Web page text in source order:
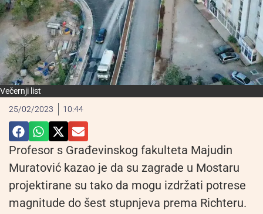
Večernji list
25/02/2023
10:44
Profesor s Građevinskog fakulteta Majudin
Muratović kazao je da su zagrade u Mostaru
projektirane su tako da mogu izdržati potrese
magnitude do šest stupnjeva prema Richteru.